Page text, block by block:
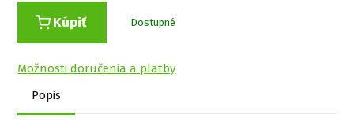
Kúpiť Dostupné
Možnosti doručenia a platby
Popis